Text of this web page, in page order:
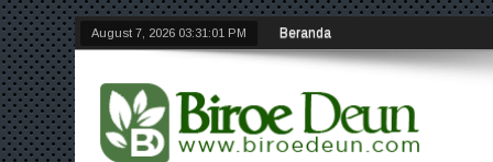
August 7, 2026 03:31:02 PM Beranda